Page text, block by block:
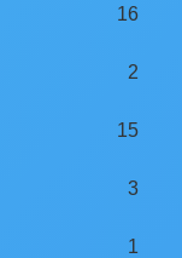
16
2
15
3
1